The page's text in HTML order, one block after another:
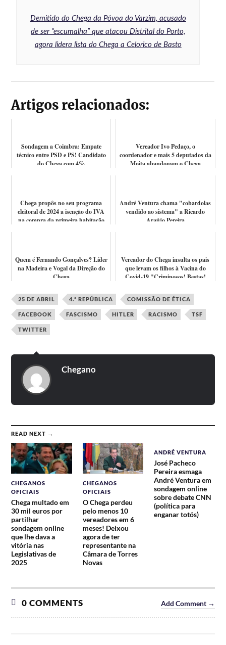
Demitido do Chega da Póvoa do Varzim, acusado
de ser “escumalha” que atacou Distrital do Porto,
agora lidera lista do Chega a Celorico de Basto
Artigos relacionados:
Sondagem a Coimbra: Empate
técnico entre PSD e PS! Candidato
do Chega com 4%
Vereador Ivo Pedaço, o
coordenador e mais 5 deputados da
Moita abandonam o Chega
Chega propôs no seu programa
eleitoral de 2024 a isenção do IVA
na compra da primeira habitação
André Ventura chama "cobardolas
vendido ao sistema" a Ricardo
Araújo Pereira
Quem é Fernando Gonçalves? Líder
na Madeira e Vogal da Direção do
Chega
Vereador do Chega insulta os pais
que levam os filhos à Vacina do
Covid-19 "Criminosos! Bestas!
25 DE ABRIL 4.ª REPÚBLICA COMISSÃO DE ÉTICA
FACEBOOK FASCISMO HITLER RACISMO TSF
TWITTER
Chegano
READ NEXT →
CHEGANOS
OFICIAIS
Chega multado em
30 mil euros por
partilhar
sondagem online
que lhe dava a
vitória nas
Legislativas de
2025
CHEGANOS
OFICIAIS
O Chega perdeu
pelo menos 10
vereadores em 6
meses! Deixou
agora de ter
representante na
Câmara de Torres
Novas
ANDRÉ VENTURA
José Pacheco
Pereira esmaga
André Ventura em
sondagem online
sobre debate CNN
(política para
enganar totós)
0 COMMENTS Add Comment →